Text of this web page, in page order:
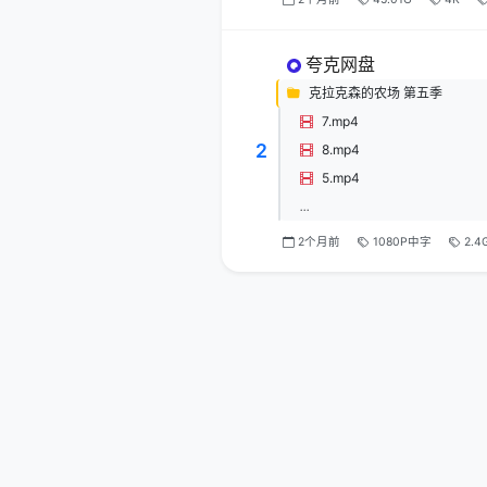
2
夸克网盘
克拉克森的农场 第五季
7.mp4
8.mp4
5.mp4
...
2个月前 1080P中字